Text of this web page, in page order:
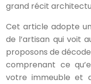
grand récit
Cet article adopte
de l’artisan qui voit
proposons de
comprenant ce
votre immeuble et